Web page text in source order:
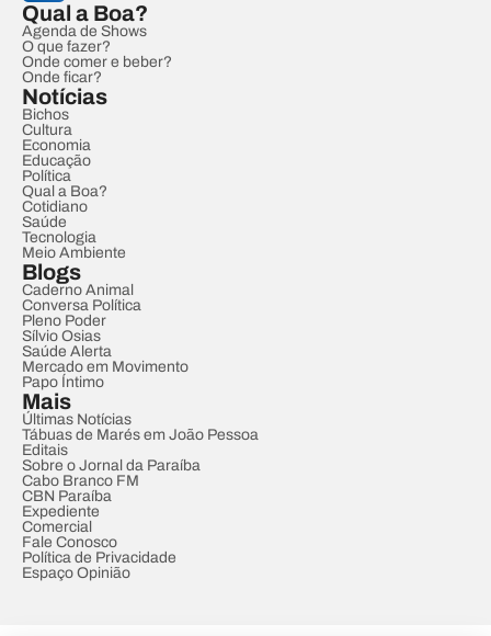
Qual a Boa?
Agenda de Shows
O que fazer?
Onde comer e beber?
Onde ficar?
Notícias
Bichos
Cultura
Economia
Educação
Política
Qual a Boa?
Cotidiano
Saúde
Tecnologia
Meio Ambiente
Blogs
Caderno Animal
Conversa Política
Pleno Poder
Sílvio Osias
Saúde Alerta
Mercado em Movimento
Papo Íntimo
Mais
Últimas Notícias
Tábuas de Marés em João Pessoa
Editais
Sobre o Jornal da Paraíba
Cabo Branco FM
CBN Paraíba
Expediente
Comercial
Fale Conosco
Política de Privacidade
Espaço Opinião